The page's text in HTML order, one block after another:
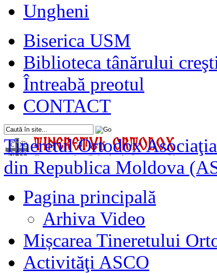
Ungheni
Biserica USM
Biblioteca tânărului
Întreabă preotul
CONTACT
Tineretul Ortodox
din Republica Moldova
Pagina principală
Arhiva Video
Mișcarea Tineretului
Activităţi ASCO